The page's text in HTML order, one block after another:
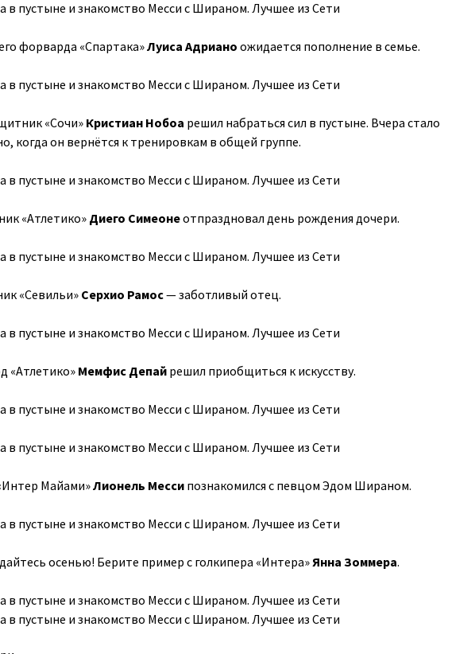
форварда «Спартака»Луиса Адриано ожидается пополнение в семье.
«Сочи»Кристиан Нобоа решил набраться сил в пустыне. Вчера стало
когда он вернётся к тренировкам в общей группе.
«Атлетико» Диего Симеонеотпраздновал день рождения дочери.
«Севильи» Серхио Рамос— заботливый отец.
«Атлетико» Мемфис Депайрешил приобщиться к искусству.
Майами»Лионель Мессипознакомился с певцом Эдом Шираном.
осенью! Берите пример с голкипера «Интера»Янна Зоммера.